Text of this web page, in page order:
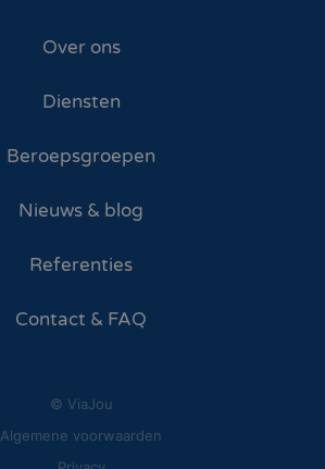
Over ons
Diensten
Beroepsgroepen
Nieuws & blog
Referenties
Contact & FAQ
© ViaJou
Algemene voorwaarden